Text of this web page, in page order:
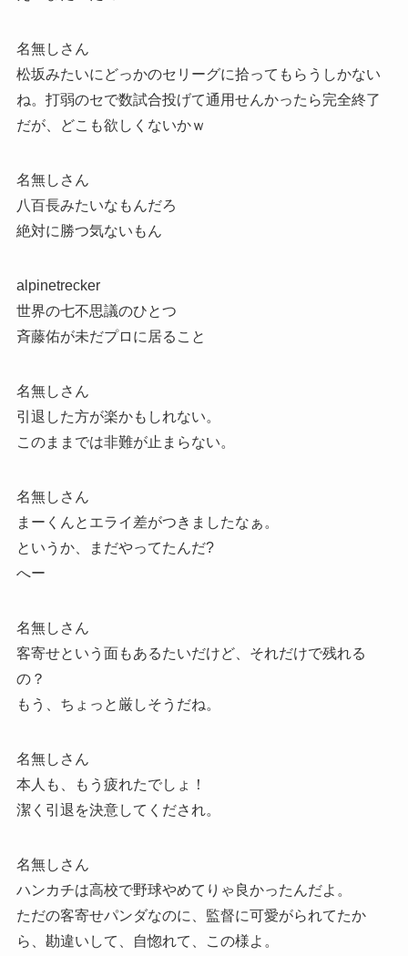
名無しさん
松坂みたいにどっかのセリーグに拾ってもらうしかない
ね。打弱のセで数試合投げて通用せんかったら完全終了
だが、どこも欲しくないかｗ
名無しさん
八百長みたいなもんだろ
絶対に勝つ気ないもん
alpinetrecker
世界の七不思議のひとつ
斉藤佑が未だプロに居ること
名無しさん
引退した方が楽かもしれない。
このままでは非難が止まらない。
名無しさん
まーくんとエライ差がつきましたなぁ。
というか、まだやってたんだ?
へー
名無しさん
客寄せという面もあるたいだけど、それだけで残れる
の？
もう、ちょっと厳しそうだね。
名無しさん
本人も、もう疲れたでしょ！
潔く引退を決意してくだされ。
名無しさん
ハンカチは高校で野球やめてりゃ良かったんだよ。
ただの客寄せパンダなのに、監督に可愛がられてたか
ら、勘違いして、自惚れて、この様よ。